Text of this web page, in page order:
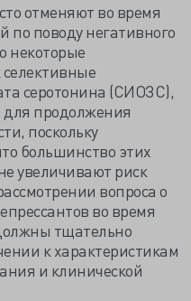
отменяют во время
по поводу негативного
некоторые
серотонина (СИОЗС),
продолжения
поскольку
большинство этих
увеличивают риск
вопроса о
во время
тщательно
к характеристикам
и клинической